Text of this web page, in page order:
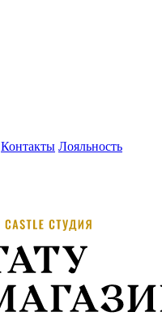
Контакты Лояльность